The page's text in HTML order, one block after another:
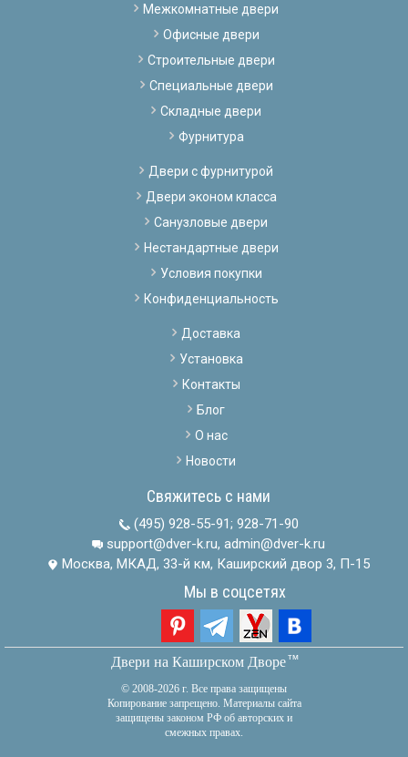
Межкомнатные двери
Офисные двери
Строительные двери
Специальные двери
Складные двери
Фурнитура
Двери с фурнитурой
Двери эконом класса
Санузловые двери
Нестандартные двери
Условия покупки
Конфиденциальность
Доставка
Установка
Контакты
Блог
О нас
Новости
Свяжитесь с нами
(495) 928-55-91; 928-71-90
support@dver-k.ru, admin@dver-k.ru
Москва, МКАД, 33-й км, Каширский двор 3, П-15
Мы в соцсетях
Двери на Каширском Дворетм
© 2008-2026 г. Все права защищены
Копирование запрещено. Материалы сайта
защищены законом РФ об авторских и
смежных правах.